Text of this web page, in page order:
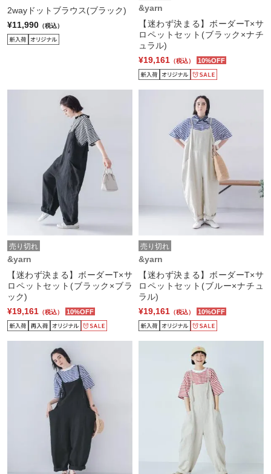
2wayドットブラウス(ブラック)
¥11,990 （税込）
&yarn
【迷わず決まる】ボーダーT×サ
ロペットセット(ブラック×ナチ
ュラル)
¥19,161 （税込） 10%OFF
売り切れ
&yarn
【迷わず決まる】ボーダーT×サ
ロペットセット(ブラック×ブラ
ック)
¥19,161 （税込） 10%OFF
売り切れ
&yarn
【迷わず決まる】ボーダーT×サ
ロペットセット(ブルー×ナチュ
ラル)
¥19,161 （税込） 10%OFF